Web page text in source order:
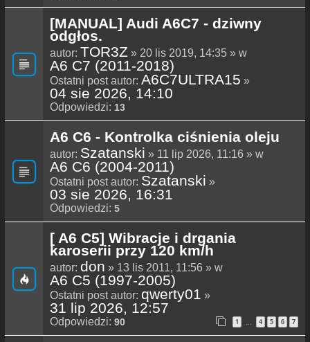
[MANUAL] Audi A6C7 - dziwny
odgłos.
autor: TOR3Z » 20 lis 2019, 14:35 » w
A6 C7 (2011-2018)
Ostatni post autor: A6C7ULTRA15 »
04 sie 2026, 14:10
Odpowiedzi: 13
A6 C6 - Kontrolka ciśnienia oleju
autor: Szatanski » 11 lip 2026, 11:16 » w
A6 C6 (2004-2011)
Ostatni post autor: Szatanski »
03 sie 2026, 16:31
Odpowiedzi: 5
[ A6 C5] Wibracje i drgania
karoserii przy 120 km/h
autor: don » 13 lis 2011, 11:56 » w
A6 C5 (1997-2005)
Ostatni post autor: qwerty01 »
31 lip 2026, 12:57
Odpowiedzi: 90 1 … 4 5 6 7